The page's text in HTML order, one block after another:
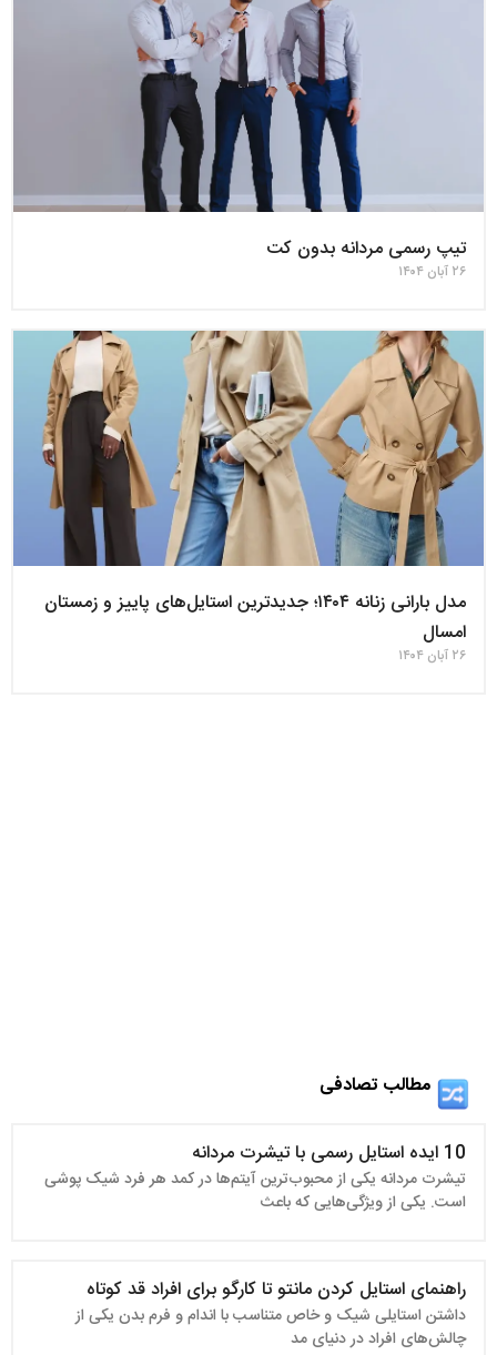
تیپ رسمی مردانه بدون کت
۲۶ آبان ۱۴۰۴
مدل بارانی زنانه ۱۴۰۴؛ جدیدترین استایل‌های پاییز و زمستان
امسال
۲۶ آبان ۱۴۰۴
مطالب تصادفی
10 ایده استایل رسمی با تیشرت مردانه
تیشرت مردانه یکی از محبوب‌ترین آیتم‌ها در کمد هر فرد شیک پوشی
است. یکی از ویژگی‌هایی که باعث
راهنمای استایل کردن مانتو تا کارگو برای افراد قد کوتاه
داشتن استایلی شیک و خاص متناسب با اندام و فرم بدن یکی از
چالش‌های افراد در دنیای مد